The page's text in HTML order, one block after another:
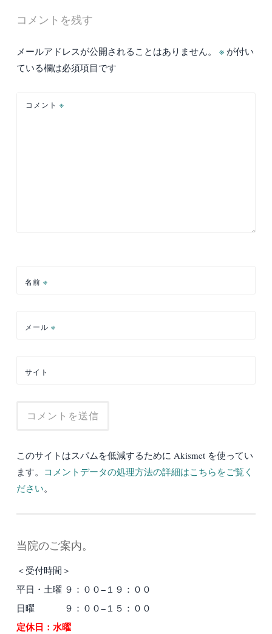
ビ
ー
シ
コメントを残す
メールアドレスが公開されることはありません。 ※ が付い
ている欄は必須項目です
コメント ※
名前 ※
メール ※
サイト
このサイトはスパムを低減するために Akismet を使ってい
ます。 コメントデータの処理方法の詳細はこちらをご覧く
ださい。
当院のご案内。
＜受付時間＞
平日・土曜 ９：００−１９：００
日曜 ９：００−１５：００
定休日：水曜